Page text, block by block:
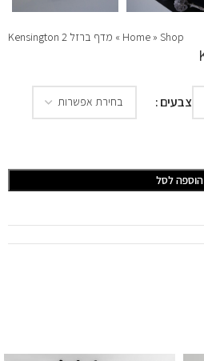
Home » Shop
» מדף ברזל Kensington 2
צבעים
הוספה לסל